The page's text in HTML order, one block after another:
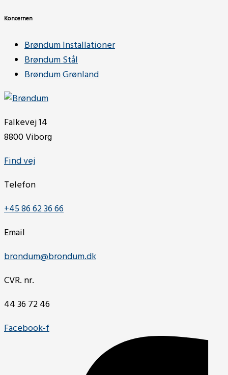
Koncernen
Brøndum Installationer
Brøndum Stål
Brøndum Grønland
Falkevej 14
8800 Viborg
Find vej
Telefon
+45 86 62 36 66
Email
brondum@brondum.dk
CVR. nr.
44 36 72 46
Facebook-f